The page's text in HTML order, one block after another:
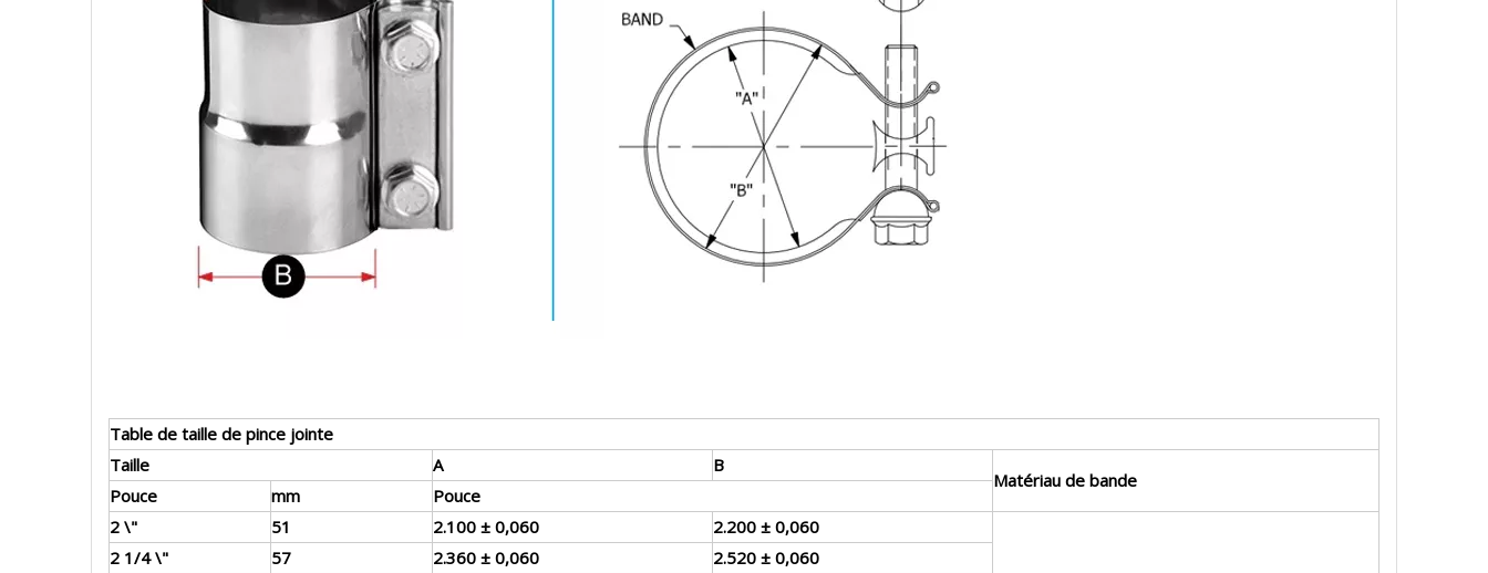
Table de taille de pince jointe
Taille
A B
Matériau de bande
Pouce mm
Pouce
2 \"
51 2.100 ± 0,060 2.200 ± 0,060
2 1/4 \" 57 2.360 ± 0,060
2.520 ± 0,060